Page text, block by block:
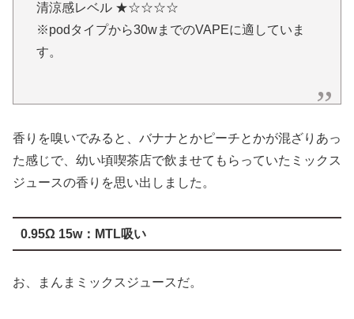
清涼感レベル ★☆☆☆☆
※podタイプから30wまでのVAPEに適していま
す。
香りを嗅いでみると、バナナとかピーチとかが混ざりあっ
た感じで、幼い頃喫茶店で飲ませてもらっていたミックス
ジュースの香りを思い出しました。
0.95Ω 15w：MTL吸い
お、まんまミックスジュースだ。